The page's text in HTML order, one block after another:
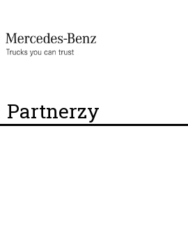
Partnerzy